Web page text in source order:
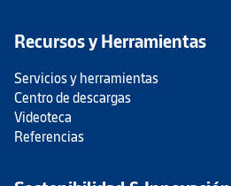
Recursos y Herramientas
Servicios y herramientas
Centro de descargas
Videoteca
Referencias